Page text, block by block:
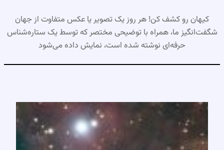
کیهان رو کشف کن! هر روز یک تصویر یا عکس متفاوت از جهان
شگفت‌انگیز ما، همراه با توضیحی مختصر که توسط یک ستاره‌شناس
حرفه‌ای نوشته شده است، نمایش داده می‌شود